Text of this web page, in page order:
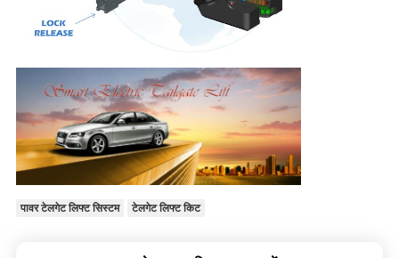
पावर टेलगेट लिफ्ट सिस्टम टेलगेट लिफ्ट किट